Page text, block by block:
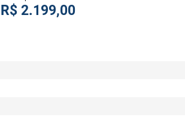
R$ 2.199,00